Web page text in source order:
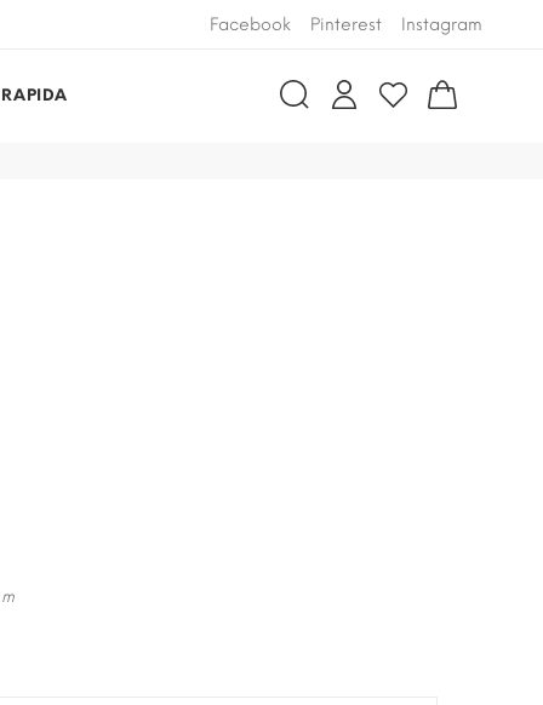
Facebook Pinterest Instagram